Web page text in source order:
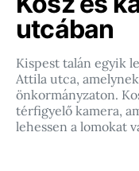
utcában
Kispest talán egyik
Attila utca,
önkormányzaton.
térfigyelő kamera,
lehessen a lomokat